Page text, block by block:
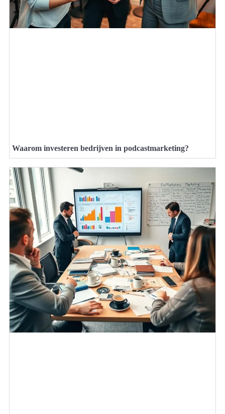
Waarom investeren bedrijven in podcastmarketing?